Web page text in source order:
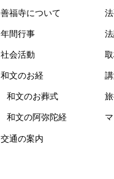
善福寺について
年間行事
社会活動
和文のお経
和文のお葬式
和文の阿弥陀経
交通の案内